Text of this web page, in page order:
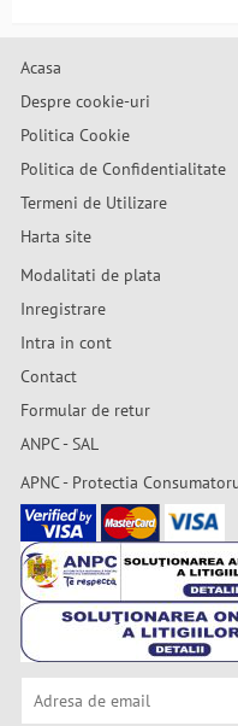
Acasa
Despre cookie-uri
Politica Cookie
Politica de Confidentialitate
Termeni de Utilizare
Harta site
Modalitati de plata
Inregistrare
Intra in cont
Contact
Formular de retur
ANPC - SAL
APNC - Protectia